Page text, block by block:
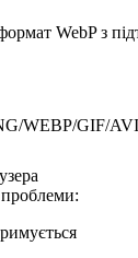
WebP з
WEBP/GIF/
проблеми: